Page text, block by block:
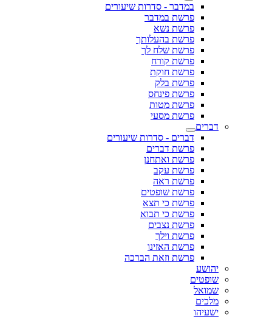
במדבר - סדרות שיעורים
פרשת במדבר
פרשת נשא
פרשת בהעלותך
פרשת שלח לך
פרשת קורח
פרשת חוקת
פרשת בלק
פרשת פינחס
פרשת מטות
פרשת מסעי
דברים
דברים - סדרות שיעורים
פרשת דברים
פרשת ואתחנן
פרשת עקב
פרשת ראה
פרשת שופטים
פרשת כי תצא
פרשת כי תבוא
פרשת נצבים
פרשת וילך
פרשת האזינו
פרשת וזאת הברכה
יהושע
שופטים
שמואל
מלכים
ישעיהו